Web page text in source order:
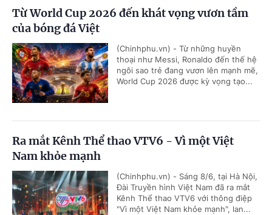
Từ World Cup 2026 đến khát vọng vươn tầm
của bóng đá Việt
(Chinhphu.vn) - Từ những huyền
thoại như Messi, Ronaldo đến thế hệ
ngôi sao trẻ đang vươn lên mạnh mẽ,
World Cup 2026 được kỳ vọng tạo...
Ra mắt Kênh Thể thao VTV6 - Vì một Việt
Nam khỏe mạnh
(Chinhphu.vn) - Sáng 8/6, tại Hà Nội,
Đài Truyền hình Việt Nam đã ra mắt
Kênh Thể thao VTV6 với thông điệp
"Vì một Việt Nam khỏe mạnh", lan...